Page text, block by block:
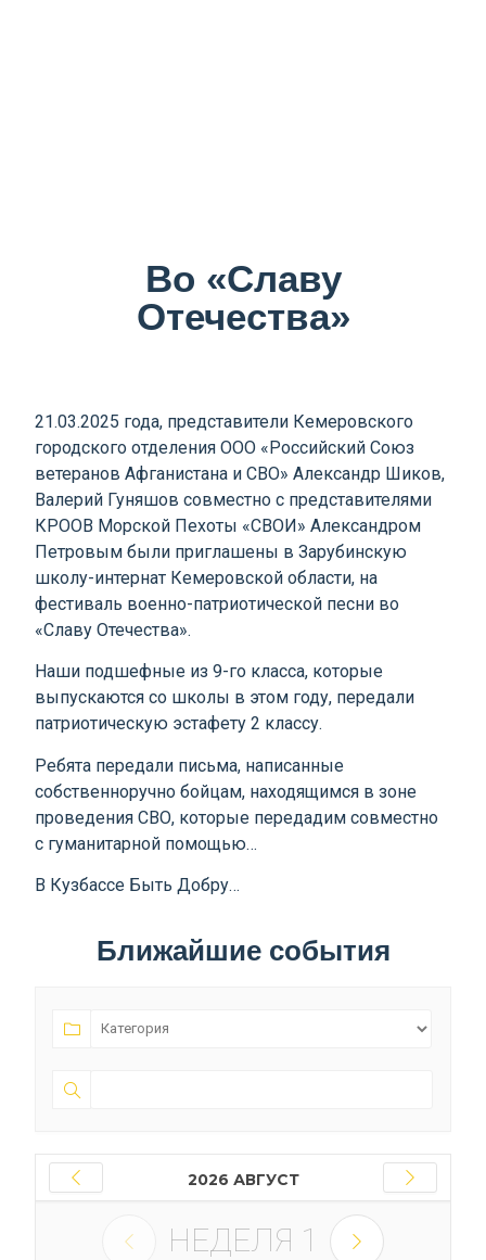
Во «Славу
Отечества»
21.03.2025 года, представители Кемеровского
городского отделения ООО «Российский Союз
ветеранов Афганистана и СВО» Александр Шиков,
Валерий Гуняшов совместно с представителями
КРООВ Морской Пехоты «СВОИ» Александром
Петровым были приглашены в Зарубинскую
школу-интернат Кемеровской области, на
фестиваль военно-патриотической песни во
«Славу Отечества».
Наши подшефные из 9-го класса, которые
выпускаются со школы в этом году, передали
патриотическую эстафету 2 классу.
Ребята передали письма, написанные
собственноручно бойцам, находящимся в зоне
проведения СВО, которые передадим совместно
с гуманитарной помощью…
В Кузбассе Быть Добру…
Ближайшие события
2026 АВГУСТ
НЕДЕЛЯ 1